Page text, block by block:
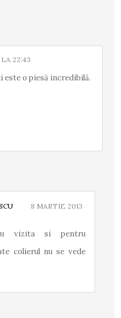
22:43
este o piesă incredibilă.
8 MARTIE 2013
vizita si pentru
colierul nu se vede